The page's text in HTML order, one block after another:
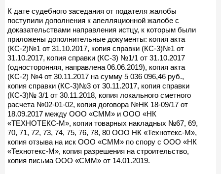
К дате судебного заседания от подателя жалобы
поступили дополнения к апелляционной жалобе с
доказательствами направления истцу, к которым были
приложены дополнительные документы: копия акта
(КС-2)№1 от 31.10.2017, копия справки (КС-3)№1 от
31.10.2017, копия справки (КС-3) №1/1 от 31.10.2017
(односторонняя, направлена 06.06.2019), копия акта
(КС-2) №4 от 30.11.2017 на сумму 5 036 096,46 руб.,
копия справки (КС-3)№3 от 30.11.2017, копия справки
(КС-3)№ 3/1 от 30.11.2018, копия локального сметного
расчета №02-01-02, копия договора №НК 18-09/17 от
18.09.2017 между ООО «СММ» и ООО «НК
«ТЕХНОТЕКС-М», копии товарных накладных №67, 69,
70, 71, 72, 73, 74, 75, 76, 78, 80 ООО НК «Технотекс-М»,
копия отзыва на иск ООО «СММ» по спору с ООО «НК
«Технотекс-М», копия разрешения на строительство,
копия письма ООО «СММ» от 14.01.2019.